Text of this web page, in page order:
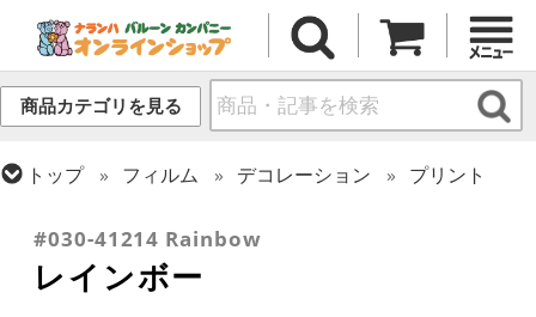
商品カテゴリを見る
トップ フィルム デコレーション
プリント
#030-41214 Rainbow
レインボー